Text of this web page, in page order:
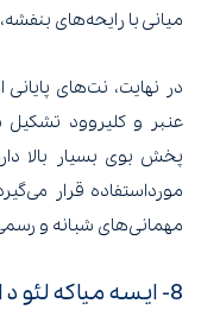
میانی با رایحه‌های
در نهایت، نت‌های
عنبر و کلیروود
پخش بوی بسیار بالا
مورداستفاده قرار
مهمانی‌های شبانه و
8- ایسه میاکه لئو